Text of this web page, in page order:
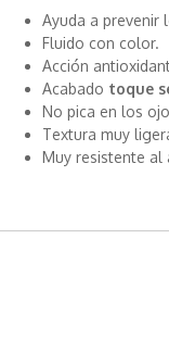
Ayuda a prevenir
Fluido con color.
Acción
Acabado toque
No pica en los
Textura muy
Muy resistente al